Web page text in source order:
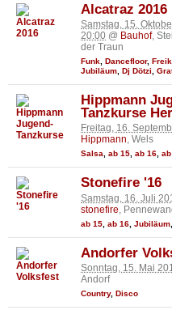
Alcatraz 2016
Samstag, 15.
20:00 @ Bauhof,
der Traun
Funk Dancefloor,
Jubiläum Dj Dötzi
Hippmann
Tanzkurse
Freitag, 16.
Hippmann, Wels
Salsa, ab 15, ab 16,
Stonefire '16
Samstag, 16. Juli
stonefire ,
ab 15 ab 16 Jubiläum
Andorfer
Sonntag, 15. Mai
Andorf
Country, Disco